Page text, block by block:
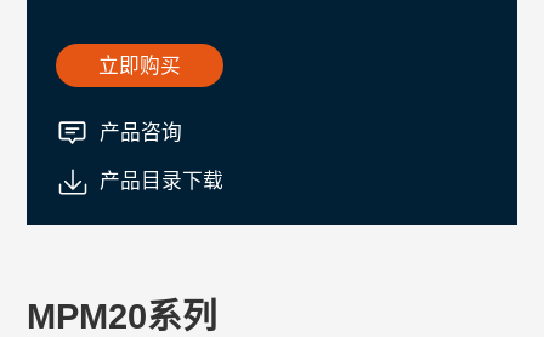
立即购买
产品咨询
产品目录下载
MPM20系列